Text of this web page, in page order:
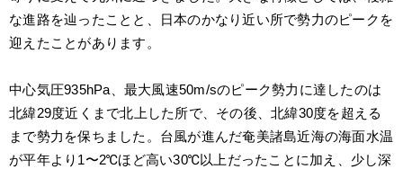
な進路を辿ったことと、日本のかなり近い所で勢力のピークを
迎えたことがあります。
中心気圧935hPa、最大風速50m/sのピーク勢力に達したのは
北緯29度近くまで北上した所で、その後、北緯30度を超える
まで勢力を保ちました。台風が進んだ奄美諸島近海の海面水温
が平年より1〜2℃ほど高い30℃以上だったことに加え、少し深